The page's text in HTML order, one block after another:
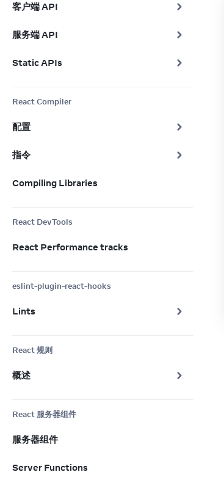
客户端 API
服务端 API
Static APIs
React Compiler
配置
指令
Compiling Libraries
React DevTools
React Performance tracks
eslint-plugin-react-hooks
Lints
React 规则
概述
React 服务器组件
服务器组件
Server Functions